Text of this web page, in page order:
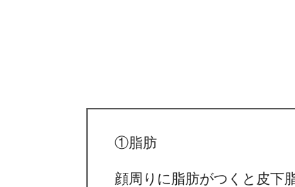
①脂肪
顔周りに脂肪がつくと皮下